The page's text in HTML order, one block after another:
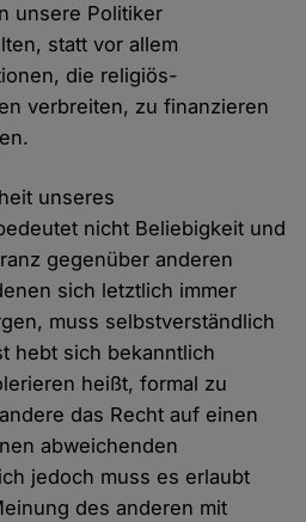
unsere Politiker
statt vor allem
die religiös-
verbreiten, zu finanzieren
unseres
nicht Beliebigkeit und
gegenüber anderen
sich letztlich immer
muss selbstverständlich
hebt sich bekanntlich
heißt, formal zu
das Recht auf einen
abweichenden
jedoch muss es erlaubt
des anderen mit